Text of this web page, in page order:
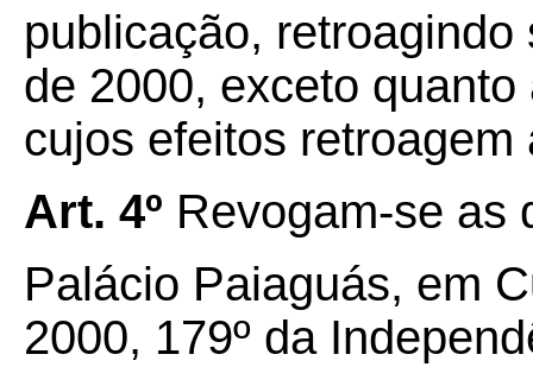
publicação,
de 2000, exceto
cujos efeitos retroagem
Art. 4º Revogam-se as
Palácio Paiaguás, em
2000, 179º da